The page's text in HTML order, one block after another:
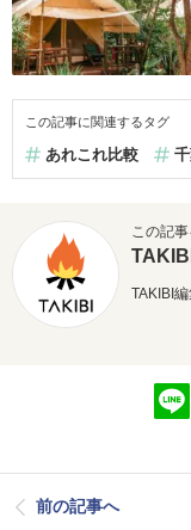
この記事に関連するタグ
あれこれ比較
この記
TAKIBI
前の記事へ